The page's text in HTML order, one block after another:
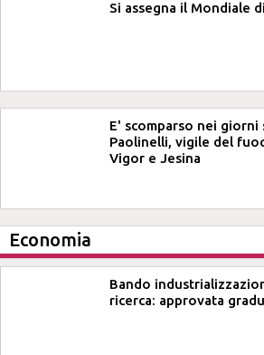
Si assegna il Mondiale
E' scomparso nei giorni
Paolinelli, vigile del
Vigor e Jesina
Economia
Bando
ricerca: approvata